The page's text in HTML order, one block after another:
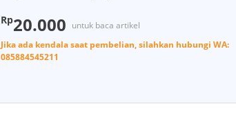
Rp20.000 untuk baca artikel
Jika ada kendala saat pembelian, silahkan hubungi WA:
085884545211